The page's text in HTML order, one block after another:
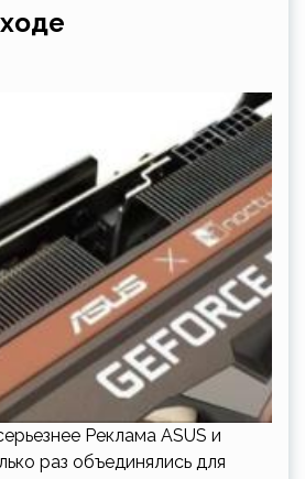
Реклама ASUS и
раз объединялись для